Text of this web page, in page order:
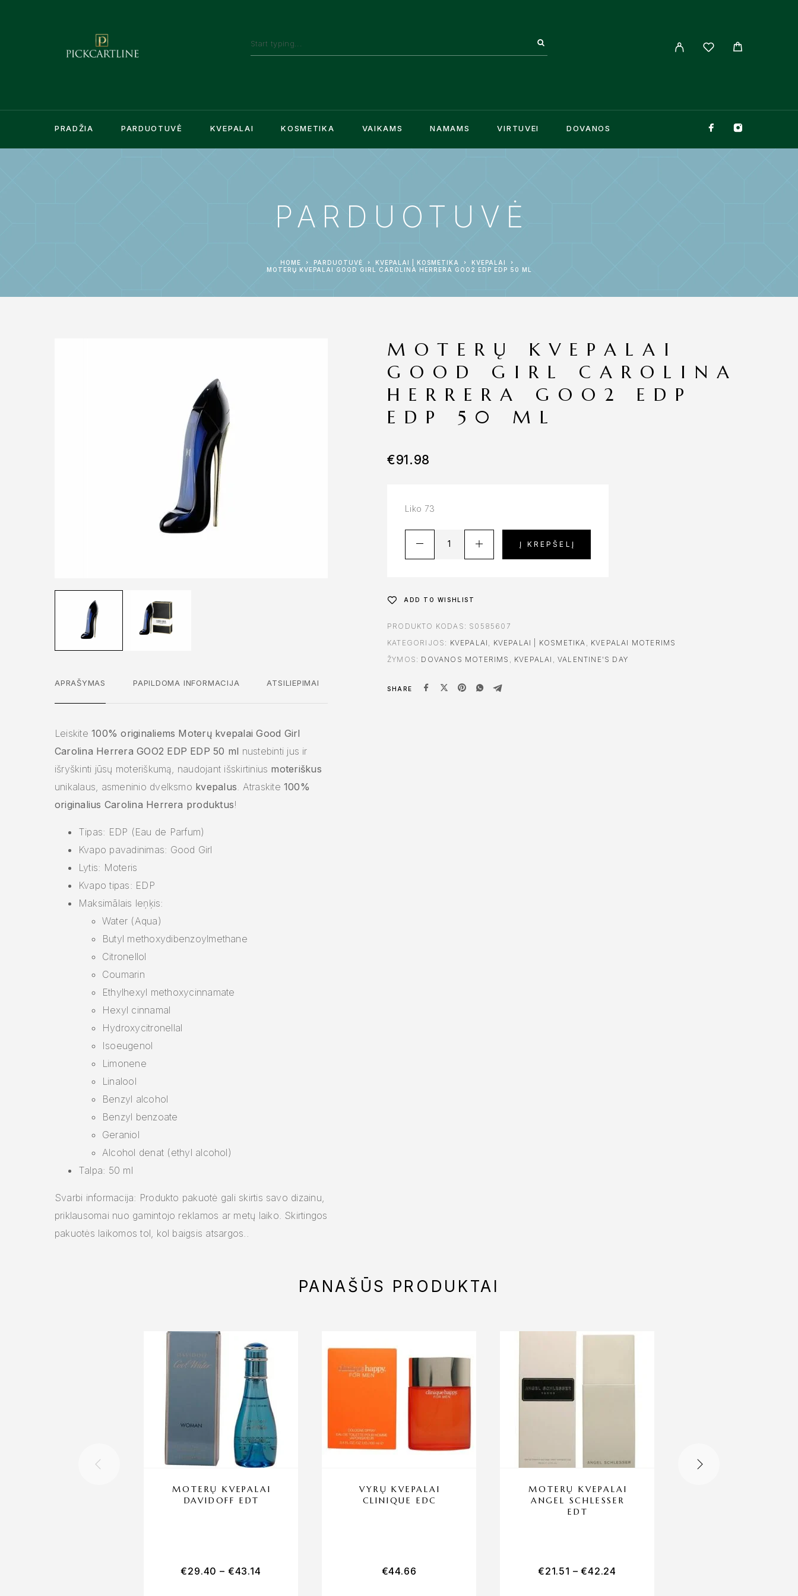
PRADŽIA PARDUOTUVĖ KVEPALAI KOSMETIKA VAIKAMS NAMAMS VIRTUVEI DOVANOS
PARDUOTUVĖ
HOME PARDUOTUVĖ KVEPALAI | KOSMETIKA
KVEPALAI
MOTERŲ KVEPALAI GOOD GIRL CAROLINA HERRERA GOO2 EDP EDP 50 ML
APRAŠYMAS PAPILDOMA INFORMACIJA ATSILIEPIMAI
Leiskite100% originaliems Moterų kvepalai Good Girl
Carolina Herrera GOO2 EDP EDP 50 ml nustebinti jus ir
išryškinti jūsų moteriškumą, naudojant išskirtinius moteriškus
unikalaus, asmeninio dvelksmo kvepalus . Atraskite100%
originalius Carolina Herrera produktus!
Tipas: EDP (Eau de Parfum)
Kvapo pavadinimas: Good Girl
Lytis: Moteris
Kvapo tipas: EDP
Maksimālais leņķis:
Water (Aqua)
Butyl methoxydibenzoylmethane
Citronellol
Coumarin
Ethylhexyl methoxycinnamate
Hexyl cinnamal
Hydroxycitronellal
Isoeugenol
Limonene
Linalool
Benzyl alcohol
Benzyl benzoate
Geraniol
Alcohol denat (ethyl alcohol)
Talpa: 50 ml
Svarbi informacija: Produkto pakuotė gali skirtis savo dizainu,
priklausomai nuo gamintojo reklamos ar metų laiko. Skirtingos
pakuotės laikomos tol, kol baigsis atsargos..
MOTERŲ KVEPALAI
GOOD GIRL CAROLINA
HERRERA GOO2 EDP
EDP 50 ML
€91.98
Liko 73
Į KREPŠELĮ
ADD TO WISHLIST
PRODUKTO KODAS: S0585607
KATEGORIJOS: KVEPALAI KVEPALAI | KOSMETIKA
KVEPALAI MOTERIMS
ŽYMOS: DOVANOS MOTERIMS KVEPALAI ,VALENTINE'S DAY
SHARE
PANAŠŪS PRODUKTAI
MOTERŲ KVEPALAI
DAVIDOFF EDT
€29.40 – €43.14
VYRŲ KVEPALAI
CLINIQUE EDC
€44.66
MOTERŲ KVEPALAI
ANGEL SCHLESSER
EDT
€21.51 – €42.24